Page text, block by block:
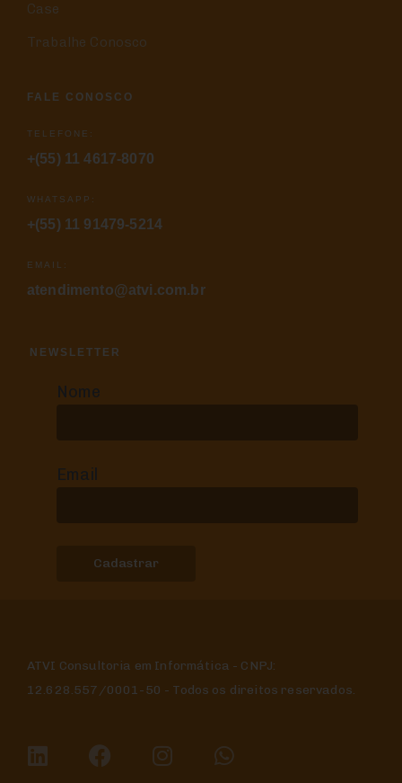
Case
Trabalhe Conosco
FALE CONOSCO
TELEFONE:
+(55) 11 4617-8070
WHATSAPP:
+(55) 11 91479-5214
EMAIL:
atendimento@atvi.com.br
NEWSLETTER
Nome
Email
ATVI Consultoria em Informática - CNPJ:
12.628.557/0001-50 - Todos os direitos reservados.